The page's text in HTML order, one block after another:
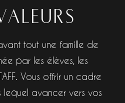
tout une famille de
par les élèves, les
Vous offrir un cadre
lequel avancer vers vos